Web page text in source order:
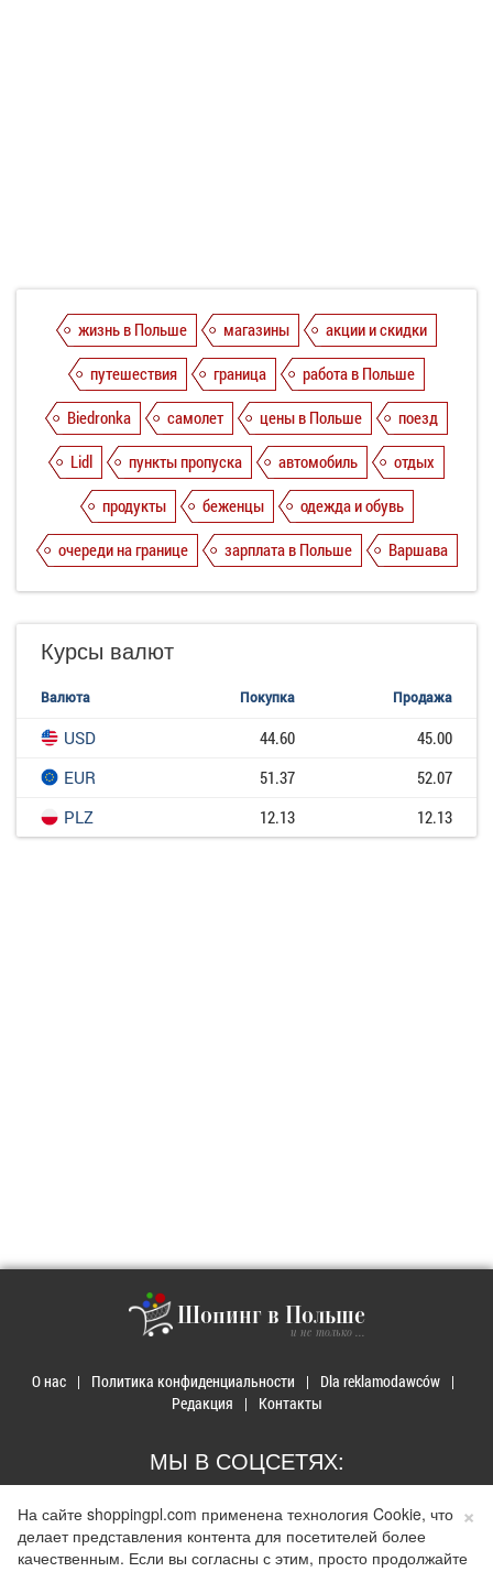
жизнь в Польше магазины
акции и скидки
путешествия
граница
работа в Польше
Biedronka
самолет цены в Польше
поезд
Lidl
пункты пропуска автомобиль
отдых
продукты
беженцы
одежда и обувь
очереди на границе
зарплата в Польше Варшава
Курсы валют
Валюта Покупка Продажа
USD 44.60
45.00
EUR
51.37
52.07
PLZ
12.13 12.13
Шопинг в Польше
и не только ...
О нас Политика конфиденциальности
Dla reklamodawców
Редакция
Контакты
МЫ В СОЦСЕТЯХ:
×
На сайте shoppingpl.com применена технология Cookie, что
делает представления контента для посетителей более
качественным. Если вы согласны с этим, просто продолжайте